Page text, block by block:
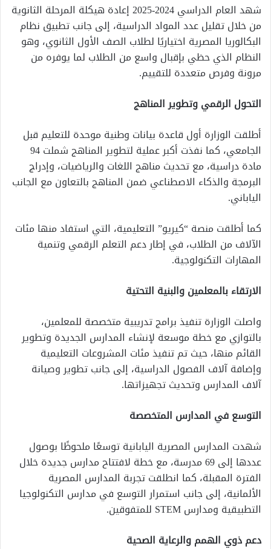
شهد العام الدراسي 2024-2025 إعادة هيكلة المرحلة الثانوية
من خلال تقليل عدد المواد الدراسية، إلى جانب تطبيق نظام
البكالوريا المصرية اختياريًا لطلاب الصف الأول الثانوي، وهو
النظام الذي حظي بإقبال واسع من الطلاب لما يوفره من
مرونة وفرص متعددة للتقييم.
التحول الرقمي وتطوير المناهج
أطلقت الوزارة أول قاعدة بيانات وطنية موحدة للتعليم قبل
الجامعي، كما نفذت أكبر عملية لتطوير المناهج شملت 94
مادة دراسية، مع تحديث مناهج اللغات والرياضيات، وإدراج
البرمجة والذكاء الاصطناعي ضمن المناهج بالتعاون مع الجانب
الياباني.
كما أطلقت منصة “كيريو” التعليمية، التي استفاد منها مئات
الآلاف من الطلاب، في إطار دعم التعلم الرقمي وتنمية
المهارات التكنولوجية.
الارتقاء بالمعلمين والبنية التحتية
واصلت الوزارة تنفيذ برامج تدريبية متخصصة للمعلمين،
بالتوازي مع خطة موسعة لإنشاء المدارس الجديدة وتطوير
القائم منها، حيث تم تنفيذ مئات المشروعات التعليمية
وإضافة آلاف الفصول الدراسية، إلى جانب تطوير وصيانة
آلاف المدارس وتحديث تجهيزاتها.
التوسع في المدارس المتخصصة
شهدت المدارس المصرية اليابانية توسعًا ملحوظًا بوصول
عددها إلى 69 مدرسة، مع خطة لافتتاح مدارس جديدة خلال
الفترة المقبلة، كما انطلقت تجربة المدارس المصرية
الألمانية، إلى جانب استمرار التوسع في مدارس التكنولوجيا
التطبيقية ومدارس STEM للمتفوقين.
دعم ذوي الهمم والرعاية الصحية